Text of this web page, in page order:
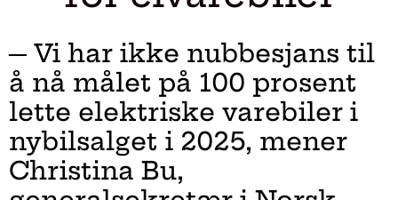
─ Vi har ikke nubbesjans til
å nå målet på 100 prosent
lette elektriske varebiler i
nybilsalget i 2025, mener
Christina Bu,